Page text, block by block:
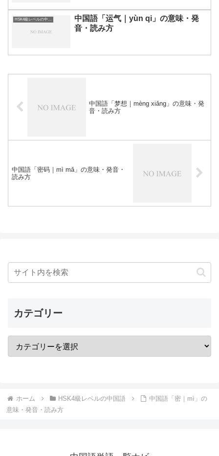
中国語「运气｜yùn qi」の意味・発
音・読み方
中国語「梦想｜mèng xiǎng」の意味・発
音・読み方
中国語「密码｜mì mǎ」の意味・発音・
読み方
カテゴリー
ホーム HSK4級レベルの中国語
中国語「密｜mì」の
意味・発音・読み方